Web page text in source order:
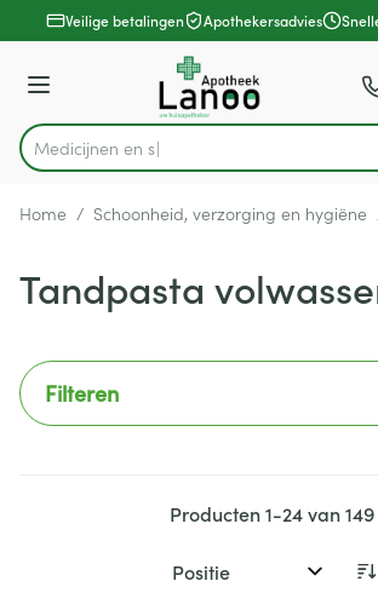
Ga naar de inhoud
1 van 1Veilige betalingen Apothekersadvies
Menu
Product, merk, categorie...
Home / Schoonheid, verzorging en hygiëne
Tandpasta
Filteren
Producten1-24van149
Sorteer op: